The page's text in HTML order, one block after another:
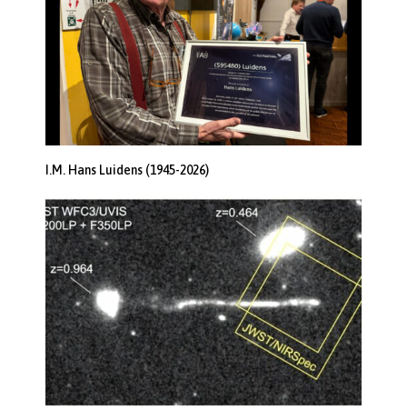
I.M. Hans Luidens (1945-2026)